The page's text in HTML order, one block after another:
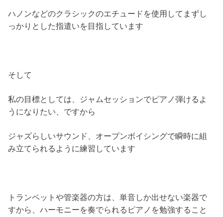
ハノンなどのクラシックのエチュードを使用してまずし
っかりとした指遣いを目指しています
そして
私の目標としては、ジャムセッションでピアノ弾けるよ
うになりたい、ですから
ジャズらしいサウンド、オープンボイシングで瞬時に組
み立てられるように練習しています
トランペットや管楽器の方は、単音しか出せない楽器で
すから、ハーモニーを奏でられるピアノを勉強すること